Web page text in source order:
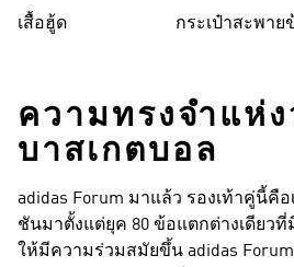
เสื้อฮู้ด กระเป๋าสะพาย
ความทรงจำแห่ง
บาสเกตบอล
adidas Forum มาแล้ว รองเท้าคู่นี้คื
ชันมาตั้งแต่ยุค 80 ข้อแตกต่างเดียว
ให้มีความร่วมสมัยขึ้น adidas